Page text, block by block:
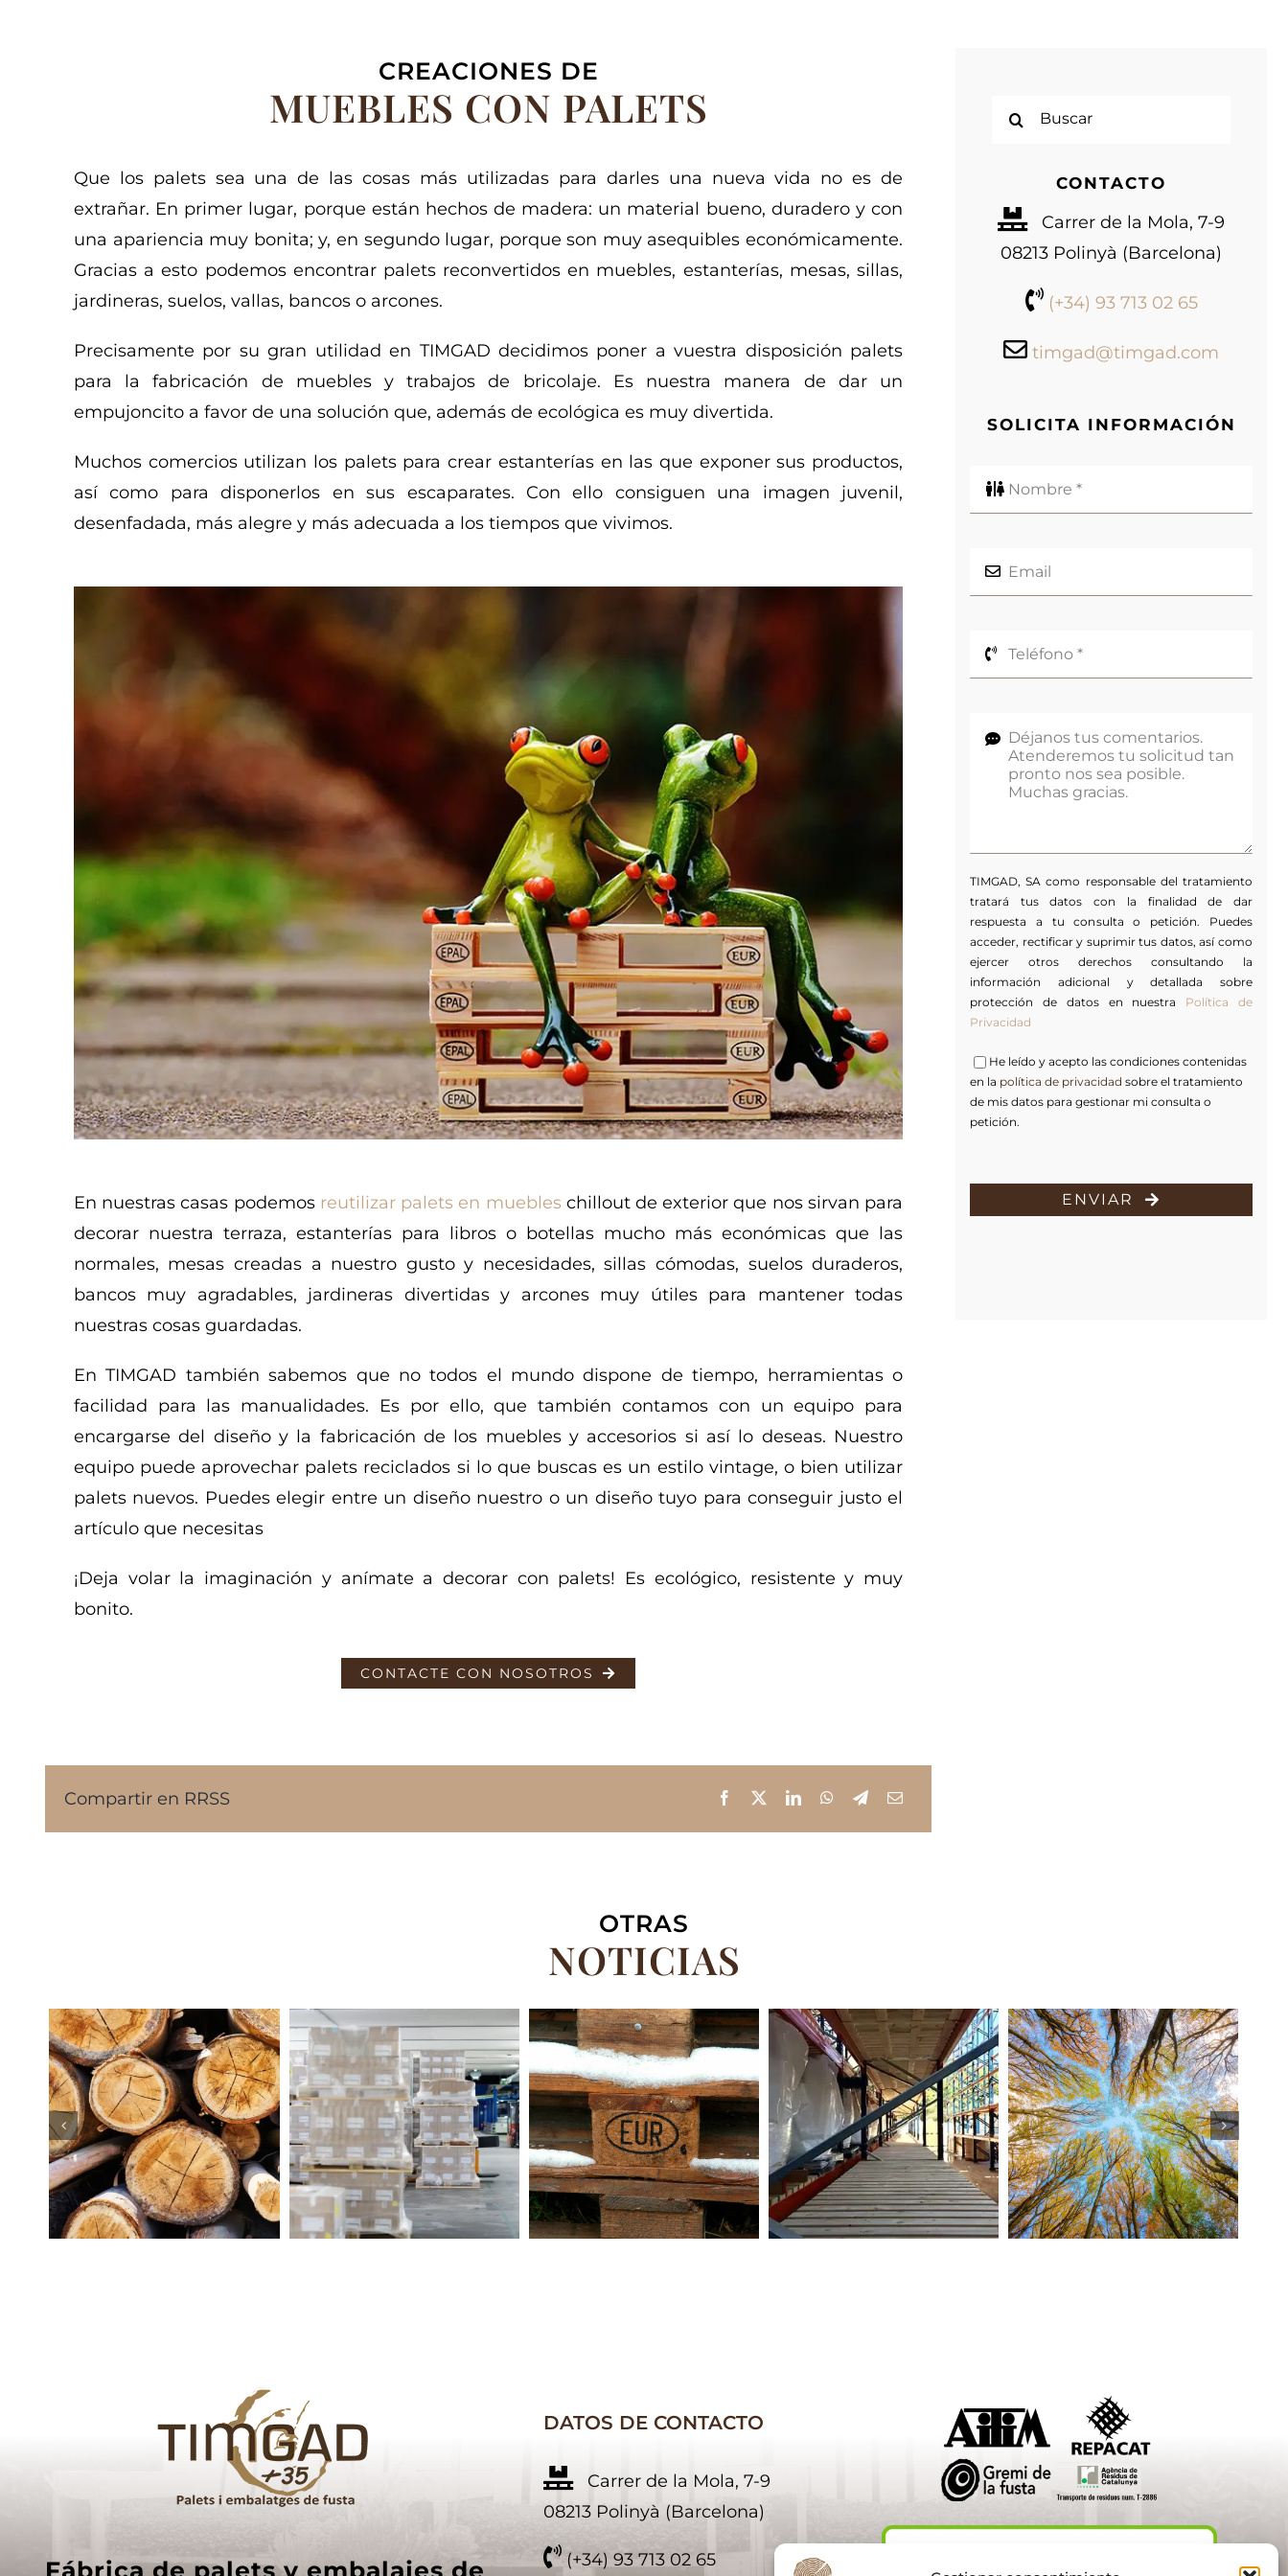
CREACIONES DE
MUEBLES CON PALETS
Que los palets sea una de las cosas más utilizadas para darles una nueva vida no es de
extrañar. En primer lugar, porque están hechos de madera: un material bueno, duradero y con
una apariencia muy bonita; y, en segundo lugar, porque son muy asequibles económicamente.
Gracias a esto podemos encontrar palets reconvertidos en muebles, estanterías, mesas, sillas,
jardineras, suelos, vallas, bancos o arcones.
Precisamente por su gran utilidad en TIMGAD decidimos poner a vuestra disposición palets
para la fabricación de muebles y trabajos de bricolaje. Es nuestra manera de dar un
empujoncito a favor de una solución que, además de ecológica es muy divertida.
Muchos comercios utilizan los palets para crear estanterías en las que exponer sus productos,
así como para disponerlos en sus escaparates. Con ello consiguen una imagen juvenil,
desenfadada, más alegre y más adecuada a los tiempos que vivimos.
En nuestras casas podemos reutilizar palets en muebles chillout de exterior que nos sirvan para
decorar nuestra terraza, estanterías para libros o botellas mucho más económicas que las
normales, mesas creadas a nuestro gusto y necesidades, sillas cómodas, suelos duraderos,
bancos muy agradables, jardineras divertidas y arcones muy útiles para mantener todas
nuestras cosas guardadas.
En TIMGAD también sabemos que no todos el mundo dispone de tiempo, herramientas o
facilidad para las manualidades. Es por ello, que también contamos con un equipo para
encargarse del diseño y la fabricación de los muebles y accesorios si así lo deseas. Nuestro
equipo puede aprovechar palets reciclados si lo que buscas es un estilo vintage, o bien utilizar
palets nuevos. Puedes elegir entre un diseño nuestro o un diseño tuyo para conseguir justo el
artículo que necesitas
¡Deja volar la imaginación y anímate a decorar con palets! Es ecológico, resistente y muy
bonito.
CONTACTE CON NOSOTROS
Compartir en RRSS
Buscar:
CONTACTO
Carrer de la Mola, 7-9
08213 Polinyà (Barcelona)
(+34) 93 713 02 65
timgad@timgad.com
SOLICITA INFORMACIÓN
TIMGAD, SA como responsable del tratamiento
tratará tus datos con la finalidad de dar
respuesta a tu consulta o petición. Puedes
acceder, rectificar y suprimir tus datos, así como
ejercer otros derechos consultando la
información adicional y detallada sobre
protección de datos en nuestra Política de
Privacidad
He leído y acepto las condiciones contenidas
en la política de privacidad sobre el tratamiento
de mis datos para gestionar mi consulta o
petición.
ENVIAR
OTRAS
NOTICIAS
El índice europeo
HPE confirma que el
precio de la madera
continua subiendo
durante el 2026
TIMGAD se prepara
para el nuevo
Reglamento Europeo
de envases (PPWR)
Marcaje y
trazabilidad en palets
de madera: garantía
de control y
cumplimiento
Cómo almacenar
palés más pequeños
que el rack selectivo
¿Qué son las
maderas frondosas y
para qué se utilizan?
DATOS DE CONTACTO
Carrer de la Mola, 7-9
08213 Polinyà (Barcelona)
(+34) 93 713 02 65